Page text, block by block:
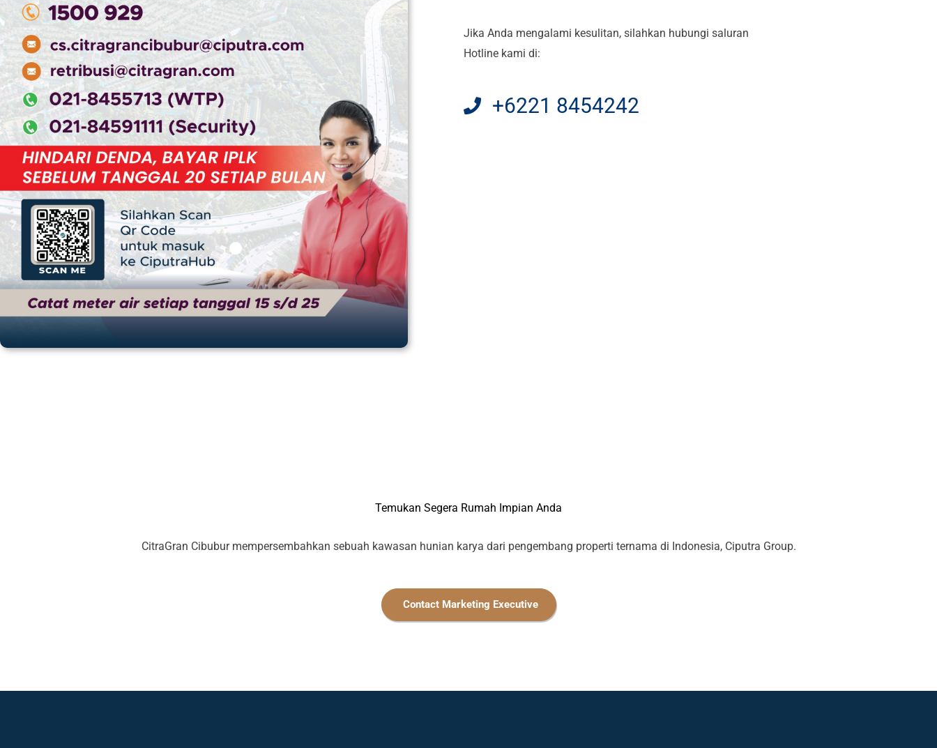
Jika Anda mengalami kesulitan, silahkan hubungi saluran
Hotline kami di:
+6221 8454242
Temukan Segera Rumah Impian Anda
CitraGran Cibubur mempersembahkan sebuah kawasan hunian karya dari pengembang properti ternama di Indonesia, Ciputra Group.
Contact Marketing Executive